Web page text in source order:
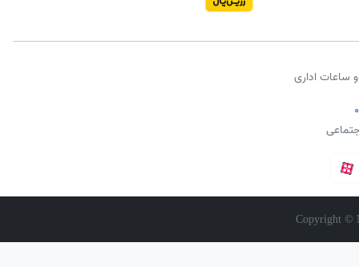
ساعات اداری
Copyright ©